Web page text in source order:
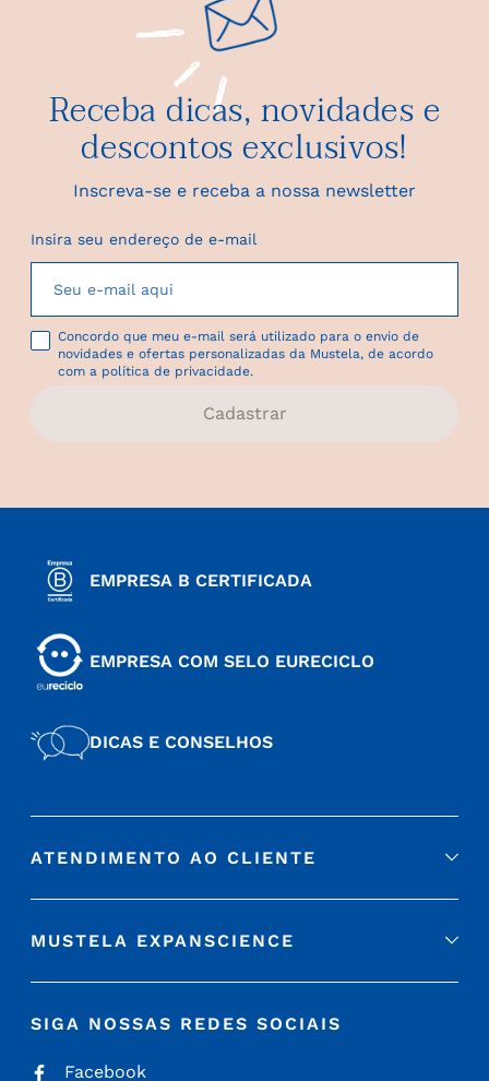
Receba dicas, novidades e
descontos exclusivos!
Inscreva-se e receba a nossa newsletter
Insira seu endereço de e-mail
Concordo que meu e-mail será utilizado para o envio de
novidades e ofertas personalizadas da Mustela, de acordo
com a política de privacidade.
Cadastrar
EMPRESA B CERTIFICADA
EMPRESA COM SELO EURECICLO
DICAS E CONSELHOS
ATENDIMENTO AO CLIENTE
MUSTELA EXPANSCIENCE
SIGA NOSSAS REDES SOCIAIS
Facebook